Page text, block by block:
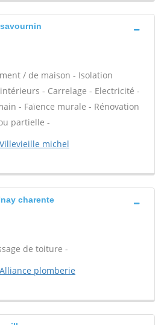
/ de maison - Isolation
- Carrelage - Electricité -
- Faïence murale - Rénovation
partielle -
Villevieille michel
charente
de toiture -
Alliance plomberie